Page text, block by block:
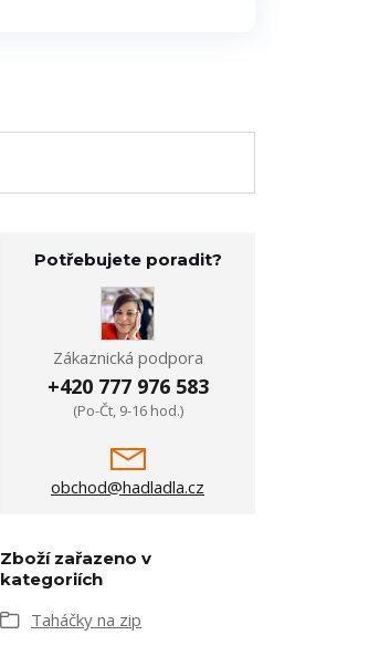
Potřebujete poradit?
Zákaznická podpora
+420 777 976 583
(Po-Čt, 9-16 hod.)
obchod@hadladla.cz
Zboží zařazeno v
kategoriích
Taháčky na zip